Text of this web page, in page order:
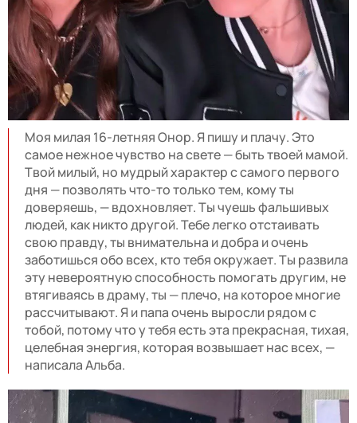
Моя милая 16-летняя Онор. Я пишу и плачу. Это
самое нежное чувство на свете — быть твоей мамой.
Твой милый, но мудрый характер с самого первого
дня — позволять что-то только тем, кому ты
доверяешь, — вдохновляет. Ты чуешь фальшивых
людей, как никто другой. Тебе легко отстаивать
свою правду, ты внимательна и добра и очень
заботишься обо всех, кто тебя окружает. Ты развила
эту невероятную способность помогать другим, не
втягиваясь в драму, ты — плечо, на которое многие
рассчитывают. Я и папа очень выросли рядом с
тобой, потому что у тебя есть эта прекрасная, тихая,
целебная энергия, которая возвышает нас всех, —
написала Альба.